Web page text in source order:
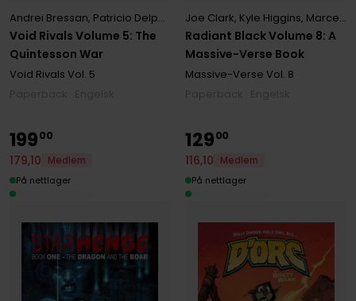
Void Rivals Volume 5: The
Quintesson War
Andrei Bressan, Patricio Delpeche ,Robert Kirkman
Void Rivals Vol. 5
Radiant Black Volume 8: A
Massive-Verse Book
Joe Clark, Kyle Higgins, Marcelo Costa
Massive-Verse Vol. 8
19900
179,10
Medlem
På nettlager
12900
116,10
Medlem
På nettlager